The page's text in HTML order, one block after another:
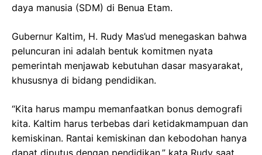
daya manusia (SDM) di Benua Etam.
Gubernur Kaltim, H. Rudy Mas’ud menegaskan bahwa
peluncuran ini adalah bentuk komitmen nyata
pemerintah menjawab kebutuhan dasar masyarakat,
khususnya di bidang pendidikan.
“Kita harus mampu memanfaatkan bonus demografi
kita. Kaltim harus terbebas dari ketidakmampuan dan
kemiskinan. Rantai kemiskinan dan kebodohan hanya